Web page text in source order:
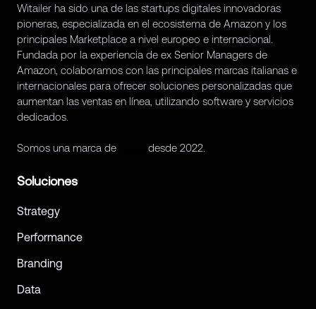
Witailer ha sido una de las startups digitales innovadoras
pioneras, especializada en el ecosistema de Amazon y los
principales Marketplace a nivel europeo e internacional.
Fundada por la experiencia de ex Senior Managers de
Amazon, colaboramos con las principales marcas italianas e
internacionales para ofrecer soluciones personalizadas que
aumentan las ventas en línea, utilizando software y servicios
dedicados.
Somos una marca de desde 2022.
Soluciones
Strategy
Performance
Branding
Data